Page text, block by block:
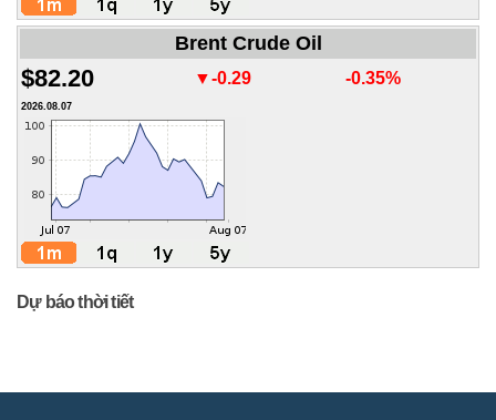
Brent Crude Oil
$82.20 ▼-0.29 -0.35%
2026.08.07
Dự báo thời tiết